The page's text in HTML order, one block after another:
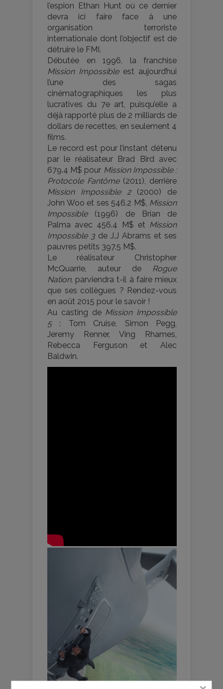
l’espion Ethan Hunt où ce dernier
devra ici faire face à une
organisation terroriste
internationale dont l’objectif est de
détruire le FMI.
Débutée en 1996, la franchise
Mission Impossibleest aujourd’hui
l’une des sagas
cinématographiques les plus
lucratives du 7e art, puisqu’elle a
déjà rapporté plus de 2 milliards de
dollars de recettes, en seulement 4
films.
Le record est pour l’instant détenu
par le réalisateur Brad Bird avec
679.4 M$ pour Mission Impossible :
Protocole Fantôme(2011), derrière
Mission Impossible 2(2000) de
John Woo et ses 546.2 M$, Mission
Impossible(1996) de Brian de
Palma avec 456.4 M$ et Mission
Impossible 3 de J.J Abrams et ses
pauvres petits 397.5 M$.
Le réalisateur Christopher
McQuarrie, auteur de Rogue
Nation, parviendra t-il à faire mieux
que ses collègues ? Rendez-vous
en août 2015 pour le savoir !
Au casting de Mission Impossible
5: Tom Cruise, Simon Pegg,
Jeremy Renner, Ving Rhames,
Rebecca Ferguson et Alec
Baldwin.